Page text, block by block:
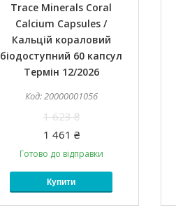
Trace Minerals Coral
Calcium Capsules /
Кальцій кораловий
біодоступний 60 капсул
Термін 12/2026
20000001056
1 623 ₴
1 461 ₴
Готово до відправки
Купити